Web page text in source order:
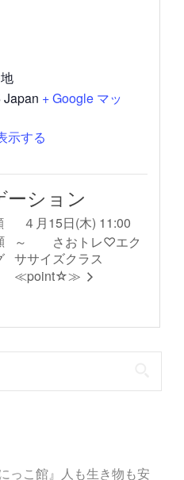
Japan + Google マッ
示する
ーション
４月15日(木) 11:00
～ さおトレ♡エク
ササイズクラス
≪point☆≫
っこ館』人も生き物も安